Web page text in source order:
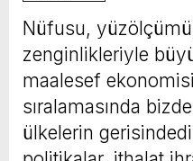
Nüfusu,
zenginlikleriyle
maalesef
sıralamasında
ülkelerin